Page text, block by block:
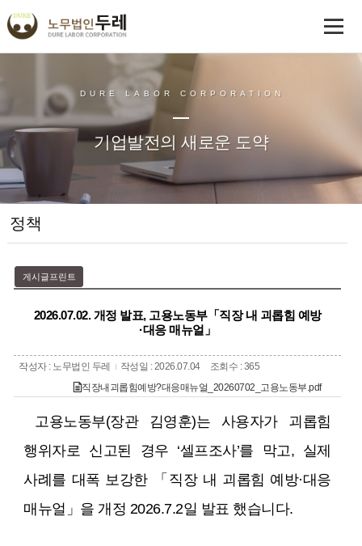
DURE LABOR CORPORATION
기업발전의 새로운 도약
정책
게시글프린트
2026.07.02. 개정 발표, 고용노동부「직장 내 괴롭힘 예방
·대응 매뉴얼」
작성자 : 노무법인 두레 작성일 : 2026.07.04
조회수 : 365
직장내괴롭힘예방?대응매뉴얼_20260702_고용노동부.pdf
고용노동부(장관 김영훈)는 사용자가 괴롭힘
행위자로 신고된 경우 ‘셀프조사’를 막고, 실제
사례를 대폭 보강한 「직장 내 괴롭힘 예방·대응
매뉴얼」을 개정 2026.7.2일 발표 했습니다.